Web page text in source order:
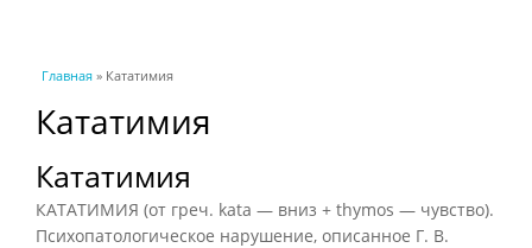
Вы здесь
Главная » Кататимия
Кататимия
Кататимия
КАТАТИМИЯ (от греч. kata — вниз + thymos — чувство).
Психопатологическое нарушение, описанное Г. В.